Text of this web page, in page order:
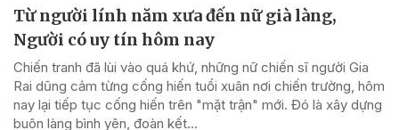
Từ người lính năm xưa đến nữ già làng,
Người có uy tín hôm nay
Chiến tranh đã lùi vào quá khứ, những nữ chiến sĩ người Gia
Rai dũng cảm từng cống hiến tuổi xuân nơi chiến trường, hôm
nay lại tiếp tục cống hiến trên "mặt trận" mới. Đó là xây dựng
buôn làng bình yên, đoàn kết...